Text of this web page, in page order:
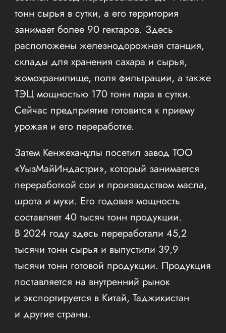
тонн сырья в сутки, а его территория
занимает более 90 гектаров. Здесь
расположены железнодорожная станция,
склады для хранения сахара и сырья,
жомохранилище, поля фильтрации, а также
ТЭЦ мощностью 170 тонн пара в сутки.
Сейчас предприятие готовится к приему
урожая и его переработке.
Затем Кенжеханұлы посетил завод ТОО
«УызМайИндастри», который занимается
переработкой сои и производством масла,
шрота и муки. Его годовая мощность
составляет 40 тысяч тонн продукции.
В 2024 году здесь переработали 45,2
тысячи тонн сырья и выпустили 39,9
тысячи тонн готовой продукции. Продукция
поставляется на внутренний рынок
и экспортируется в Китай, Таджикистан
и другие страны.